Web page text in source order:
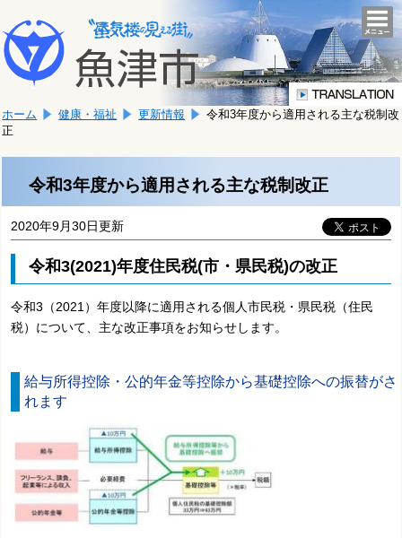
文
へ
移
ま
す。
こ
か
文
で
す。
ホーム 健康・福祉 更新情報
令和3年度から適用される主な税制改
正
令和3年度から適用される主な税制改正
2020年9月30日更新
令和3(2021)年度住民税(市・県民税)の改正
令和3（2021）年度以降に適用される個人市民税・県民税（住民
税）について、主な改正事項をお知らせします。
給与所得控除・公的年金等控除から基礎控除への振替がさ
れます